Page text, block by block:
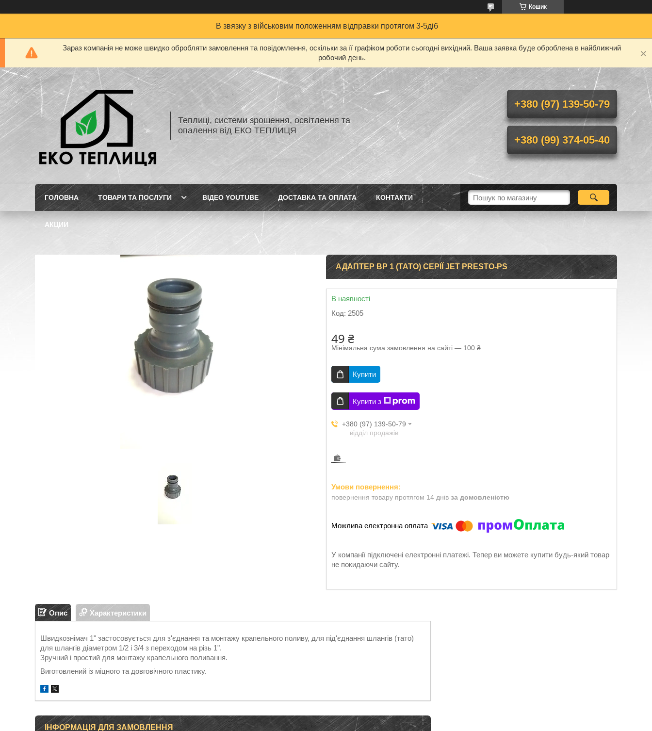
Кошик
В звязку з військовим положенням відправки протягом 3-5діб
Зараз компанія не може швидко обробляти замовлення та повідомлення, оскільки за її графіком роботи сьогодні вихідний. Ваша заявка буде оброблена в найближчий
робочий день.
Теплиці, системи зрошення, освітлення та
опалення від ЕКО ТЕПЛИЦЯ
+380 (97) 139-50-79
+380 (99) 374-05-40
ГОЛОВНА ТОВАРИ ТА ПОСЛУГИ ВІДЕО YOUTUBE ДОСТАВКА ТА ОПЛАТА КОНТАКТИ
АКЦИИ
АДАПТЕР ВР 1 (ТАТО) СЕРІЇ JET PRESTO-PS
В наявності
Код: 2505
49 ₴
Мінімальна сума замовлення на сайті — 100 ₴
Купити
Купити з
+380 (97) 139-50-79
відділ продажів
повернення товару протягом 14 днів за домовленістю
У компанії підключені електронні платежі. Тепер ви можете купити будь-який товар
не покидаючи сайту.
Опис Характеристики
Швидкознімач 1" застосовується для з'єднання та монтажу крапельного поливу, для під'єднання шлангів (тато)
для шлангів діаметром 1/2 і 3/4 з переходом на різь 1".
Зручний і простий для монтажу крапельного поливання.
Виготовлений із міцного та довговічного пластику.
ІНФОРМАЦІЯ ДЛЯ ЗАМОВЛЕННЯ